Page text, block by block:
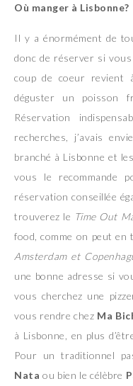
Où manger à Lisbonne?
Il y a énormément de
donc de réserver si
coup de coeur revient
déguster un poisson
Réservation
recherches, j’avais
branché à Lisbonne et
vous le recommande
réservation conseillée
trouverez le Time Out
food, comme on peut
Amsterdam et
une bonne adresse si
vous cherchez une
vous rendre chez Ma
à Lisbonne, en plus
Pour un traditionnel
Nata ou bien le célèbre